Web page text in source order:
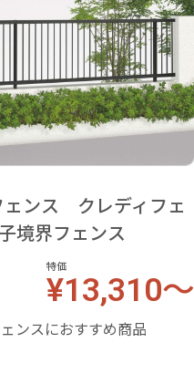
ンス クレディフェ
境界フェンス
特価
¥13,310～
ンスにおすすめ商品